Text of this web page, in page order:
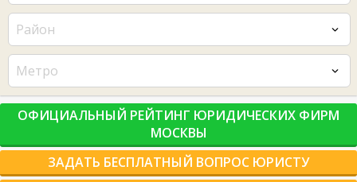
Район
Метро
ОФИЦИАЛЬНЫЙ РЕЙТИНГ ЮРИДИЧЕСКИХ ФИРМ
МОСКВЫ
ЗАДАТЬ БЕСПЛАТНЫЙ ВОПРОС ЮРИСТУ